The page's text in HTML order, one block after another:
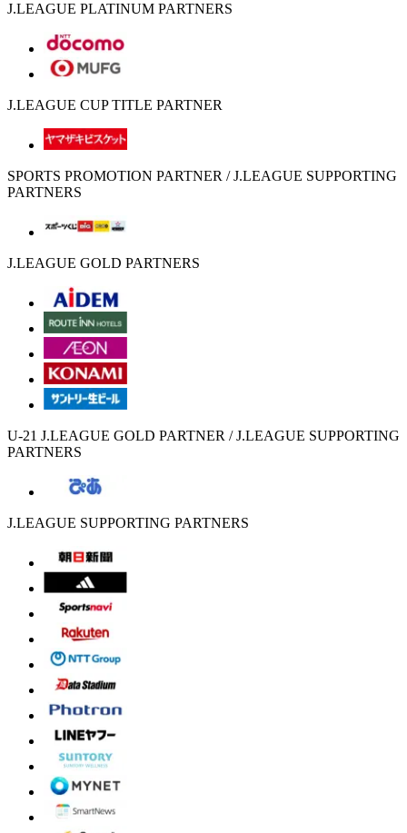
J.LEAGUE PLATINUM PARTNERS
J.LEAGUE CUP TITLE PARTNER
SPORTS PROMOTION PARTNER / J.LEAGUE SUPPORTING
PARTNERS
J.LEAGUE GOLD PARTNERS
U-21 J.LEAGUE GOLD PARTNER / J.LEAGUE SUPPORTING
PARTNERS
J.LEAGUE SUPPORTING PARTNERS